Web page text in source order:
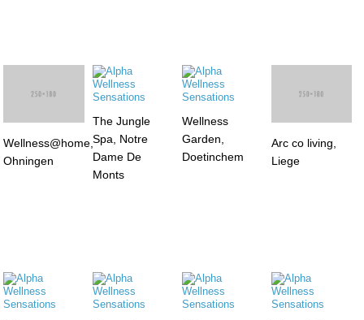
Wellness@home,
Ohningen
The Jungle
Spa, Notre
Dame De
Monts
Wellness
Garden,
Doetinchem
Arc co living,
Liege